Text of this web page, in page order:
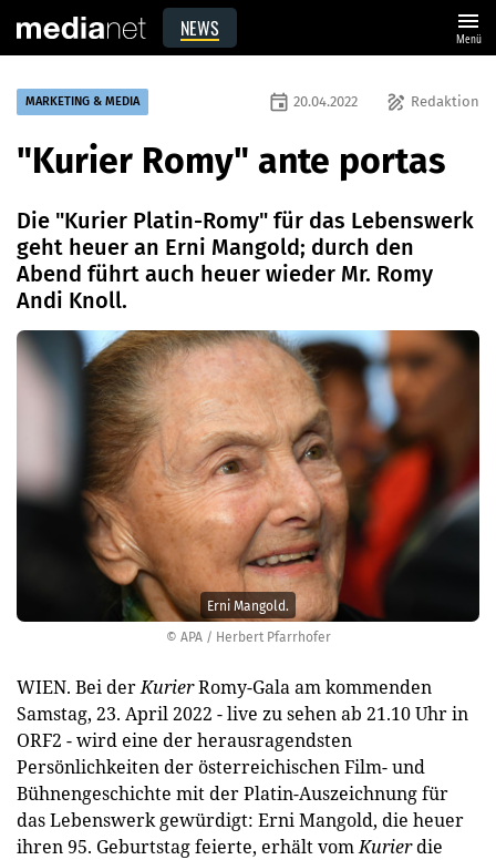
NEWS menu
Menü
© APA / Herbert Pfarrhofer
Erni Mangold.
MARKETING & MEDIA draw Redaktion
event 20.04.2022
"Kurier Romy" ante portas
Die "Kurier Platin-Romy" für das Lebenswerk
geht heuer an Erni Mangold; durch den
Abend führt auch heuer wieder Mr. Romy
Andi Knoll.
WIEN. Bei derKurierRomy-Gala am kommenden
Samstag, 23. April 2022 - live zu sehen ab 21.10 Uhr in
ORF2 - wird eine der herausragendsten
Persönlichkeiten der österreichischen Film- und
Bühnengeschichte mit der Platin-Auszeichnung für
das Lebenswerk gewürdigt: Erni Mangold, die heuer
ihren 95. Geburtstag feierte, erhält vomKurierdie